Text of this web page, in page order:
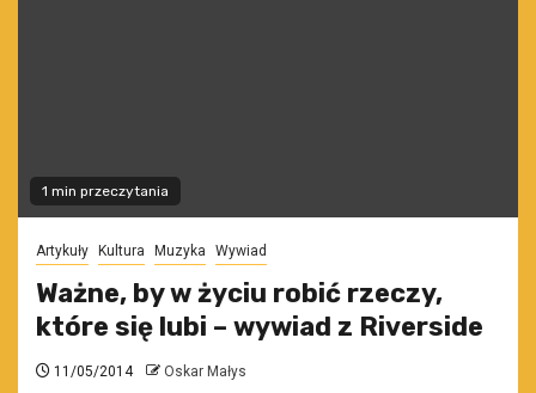
1 min przeczytania
Artykuły Kultura Muzyka Wywiad
Ważne, by w życiu robić rzeczy,
które się lubi – wywiad z Riverside
11/05/2014 Oskar Małys